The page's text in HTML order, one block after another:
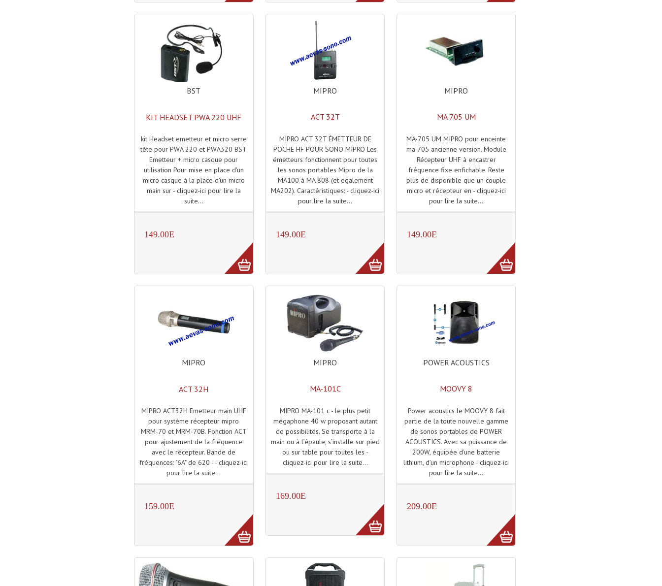
BST
KIT HEADSET PWA 220 UHF
kit Headset emetteur et micro serre
tête pour PWA 220 et PWA320 BST
Emetteur + micro casque pour
utilisation Pour mise en place d'un
micro casque à la place d'un micro
main sur - cliquez-ici pour lire la
suite...
149.00E
MIPRO
ACT 32T
MIPRO ACT 32T ÉMETTEUR DE
POCHE HF POUR SONO MIPRO Les
émetteurs fonctionnent pour toutes
les sonos portables Mipro de la
MA100 à MA 808 (et egalement
MA202). Caractéristiques: - cliquez-ici
pour lire la suite...
149.00E
MIPRO
MA 705 UM
MA-705 UM MIPRO pour enceinte
ma 705 ancienne version. Module
Récepteur UHF à encastrer
fréquence fixe enfichable. Reste
plus de disponible que un couple
micro et récepteur en - cliquez-ici
pour lire la suite...
149.00E
MIPRO
ACT 32H
MIPRO ACT32H Emetteur main UHF
pour système récepteur mipro
MRM-70 et MRM-70B. Fonction ACT
pour ajustement de la fréquence
avec le récepteur. Bande de
fréquences: "6A" de 620 - - cliquez-ici
pour lire la suite...
159.00E
MIPRO
MA-101C
MIPRO MA-101 c - le plus petit
mégaphone 40 w proposant autant
de possibilités. Se transporte à la
main ou à l’épaule, s’installe sur pied
ou sur table pour toutes les -
cliquez-ici pour lire la suite...
169.00E
POWER ACOUSTICS
MOOVY 8
Power acoustics le MOOVY 8 fait
partie de la toute nouvelle gamme
de sonos portables de POWER
ACOUSTICS. Avec sa puissance de
200W, équipée d’une batterie
lithium, d’un microphone - cliquez-ici
pour lire la suite...
209.00E